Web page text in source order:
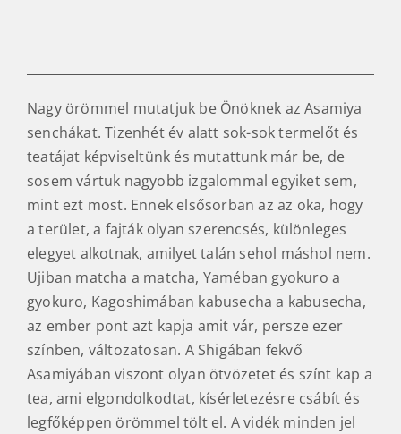
Nagy örömmel mutatjuk be Önöknek az Asamiya
senchákat. Tizenhét év alatt sok-sok termelőt és
teatájat képviseltünk és mutattunk már be, de
sosem vártuk nagyobb izgalommal egyiket sem,
mint ezt most. Ennek elsősorban az az oka, hogy
a terület, a fajták olyan szerencsés, különleges
elegyet alkotnak, amilyet talán sehol máshol nem.
Ujiban matcha a matcha, Yaméban gyokuro a
gyokuro, Kagoshimában kabusecha a kabusecha,
az ember pont azt kapja amit vár, persze ezer
színben, változatosan. A Shigában fekvő
Asamiyában viszont olyan ötvözetet és színt kap a
tea, ami elgondolkodtat, kísérletezésre csábít és
legfőképpen örömmel tölt el. A vidék minden jel